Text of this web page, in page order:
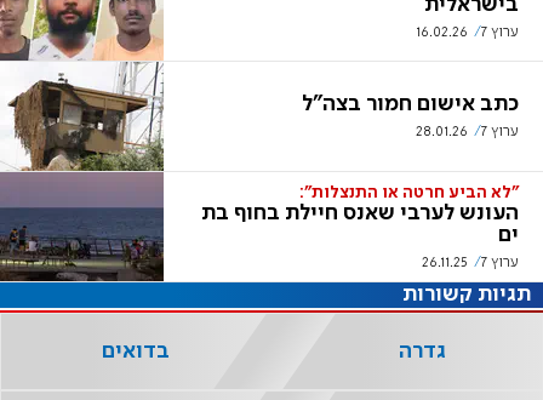
בישראלית
ערוץ 7 16.02.26
כתב אישום חמור בצה"ל
ערוץ 7 28.01.26
"לא הביע חרטה או התנצלות":
העונש לערבי שאנס חיילת בחוף בת
ים
ערוץ 7 26.11.25
תגיות קשורות
גדרה בדואים